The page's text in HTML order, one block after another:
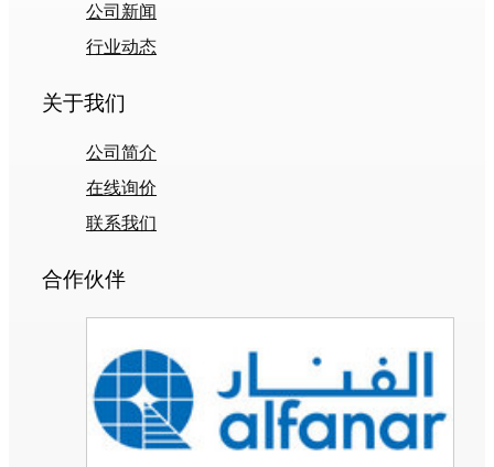
公司新闻
行业动态
关于我们
公司简介
在线询价
联系我们
合作伙伴